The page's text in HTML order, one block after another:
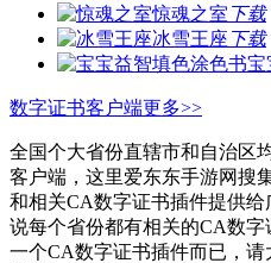
惊魂之室 下载
冰雪王座 下载
宝
数字证书客户端更多>>
全国个大省份直辖市和自治区
客户端，这里爱东东手游网搜
和相关CA数字证书插件提供
说每个省份都有相关的CA数
一个CA数字证书插件而已，